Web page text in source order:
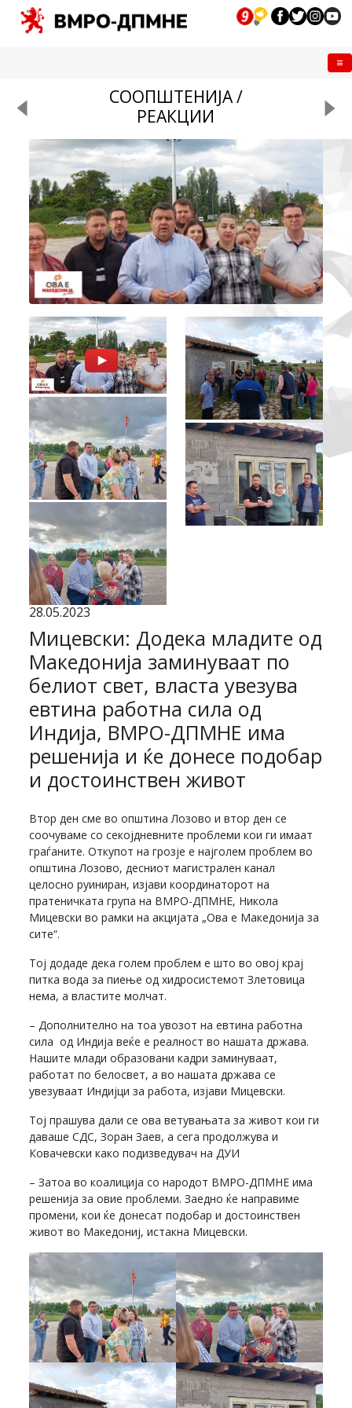
СООПШТЕНИЈА /
РЕАКЦИИ
28.05.2023
Мицевски: Додека младите од
Македонија заминуваат по
белиот свет, власта увезува
евтина работна сила од
Индија, ВМРО-ДПМНЕ има
решенија и ќе донесе подобар
и достоинствен живот
Втор ден сме во општина Лозово и втор ден се
соочуваме со секојдневните проблеми кои ги имаат
граѓаните. Откупот на грозје е најголем проблем во
општина Лозово, десниот магистрален канал
целосно руиниран, изјави координаторот на
пратеничката група на ВМРО-ДПМНЕ, Никола
Мицевски во рамки на акцијата „Ова е Македонија за
сите“.
Тој додаде дека голем проблем е што во овој крај
питка вода за пиење од хидросистемот Злетовица
нема, а властите молчат.
– Дополнително на тоа увозот на евтина работна
сила од Индија веќе е реалност во нашата држава.
Нашите млади образовани кадри заминуваат,
работат по белосвет, а во нашата држава се
увезуваат Индијци за работа, изјави Мицевски.
Тој прашува дали се ова ветувањата за живот кои ги
даваше СДС, Зоран Заев, а сега продолжува и
Ковачевски како подизведувач на ДУИ
– Затоа во коалиција со народот ВМРО-ДПМНЕ има
решенија за овие проблеми. Заедно ќе направиме
промени, кои ќе донесат подобар и достоинствен
живот во Македониј, истакна Мицевски.